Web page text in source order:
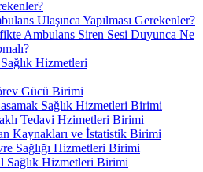
Ulaşınca Yapılması Gerekenler?
Ambulans Siren Sesi Duyunca Ne
Hizmetleri
Gücü Birimi
Sağlık Hizmetleri Birimi
Tedavi Hzimetleri Birimi
Kaynakları ve İstatistik Birimi
Sağlığı Hizmetleri Birimi
Sağlık Hizmetleri Birimi